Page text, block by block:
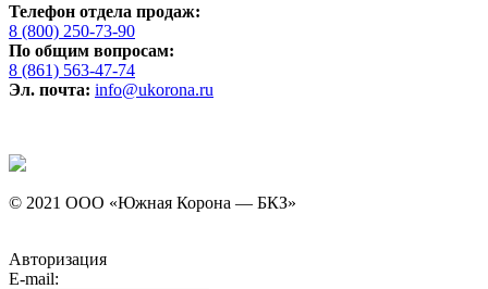
Телефон отдела продаж:
8 (800) 250-73-90
По общим вопросам:
8 (861) 563-47-74
Эл. почта: info@ukorona.ru
© 2021 ООО «Южная Корона — БКЗ»
Авторизация
E-mail: